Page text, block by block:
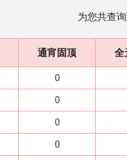
为您共查
通宵固顶 全
0
0
0
0